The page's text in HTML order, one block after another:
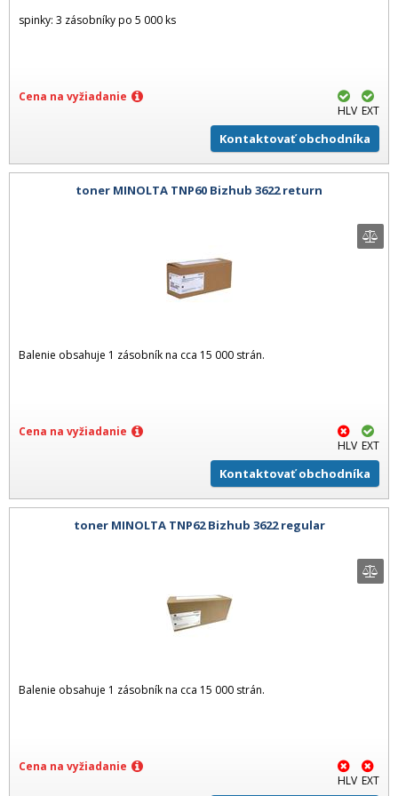
spinky: 3 zásobníky po 5 000 ks
Cena na vyžiadanie
HLV EXT
Kontaktovať obchodníka
toner MINOLTA TNP60 Bizhub 3622 return
Balenie obsahuje 1 zásobník na cca 15 000 strán.
Cena na vyžiadanie
HLV EXT
Kontaktovať obchodníka
toner MINOLTA TNP62 Bizhub 3622 regular
Balenie obsahuje 1 zásobník na cca 15 000 strán.
Cena na vyžiadanie
HLV EXT